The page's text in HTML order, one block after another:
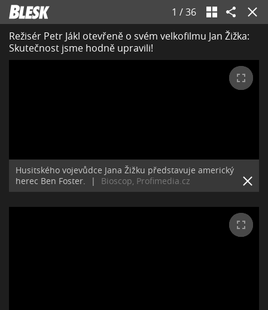
1 /36
Režisér Petr Jákl otevřeně o svém velkofilmu Jan Žižka:
Skutečnost jsme hodně upravili!
Husitského vojevůdce Jana Žižku představuje americký
herec Ben Foster.
| Bioscop, Profimedia.cz